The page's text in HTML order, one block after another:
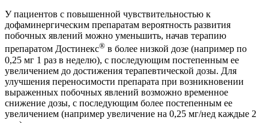
У пациентов с повышенной чувствительностью к
дофаминергическим препаратам вероятность развития
побочных явлений можно уменьшить, начав терапию
препаратом Достинекс® в более низкой дозе (например по
0,25 мг 1 раз в неделю), с последующим постепенным ее
увеличением до достижения терапевтической дозы. Для
улучшения переносимости препарата при возникновении
выраженных побочных явлений возможно временное
снижение дозы, с последующим более постепенным ее
увеличением (например увеличение на 0,25 мг/нед каждые 2